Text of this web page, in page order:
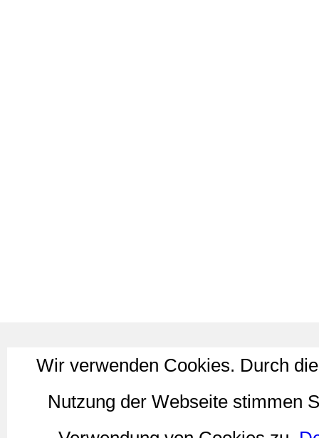
Wir verwenden Cookies. Durch
Nutzung der Webseite stimmen